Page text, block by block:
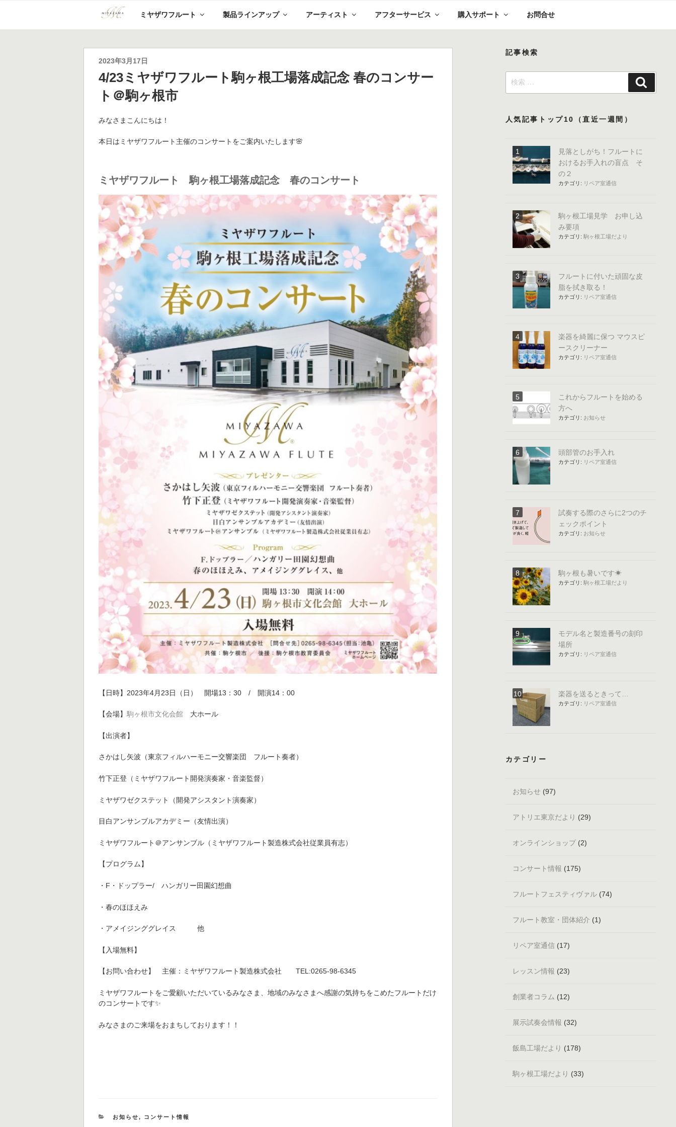
ミヤザワフルート 製品ラインアップ アーティスト アフターサービス 購入サポート お問合せ
投
稿
日:
2023年3月17日
4/23ミヤザワフルート駒ヶ根工場落成記念 春のコンサー
ト＠駒ヶ根市
みなさまこんにちは！
本日はミヤザワフルート主催のコンサートをご案内いたします🌸
ミヤザワフルート 駒ヶ根工場落成記念 春のコンサート
【日時】2023年4月23日（日） 開場13：30 / 開演14：00
【会場】駒ヶ根市文化会館 大ホール
【出演者】
さかはし矢波（東京フィルハーモニー交響楽団 フルート奏者）
竹下正登（ミヤザワフルート開発演奏家・音楽監督）
ミヤザワゼクステット（開発アシスタント演奏家）
目白アンサンブルアカデミー（友情出演）
ミヤザワフルート＠アンサンブル（ミヤザワフルート製造株式会社従業員有志）
【プログラム】
・F・ドップラー/ ハンガリー田園幻想曲
・春のほほえみ
・アメイジンググレイス 他
【入場無料】
【お問い合わせ】 主催：ミヤザワフルート製造株式会社 TEL:0265-98-6345
ミヤザワフルートをご愛顧いただいているみなさま、地域のみなさまへ感謝の気持ちをこめたフルートだけ
のコンサートです✨
みなさまのご来場をおまちしております！！
カ
お知らせ, コンサート情報
記事検索
検
索:
索
人気記事トップ10（直近一週間）
見落としがち！フルートに
おけるお手入れの盲点 そ
の２
カテゴリ: リペア室通信
駒ヶ根工場見学 お申し込
み要項
カテゴリ: 駒ヶ根工場だより
フルートに付いた頑固な皮
脂を拭き取る！
カテゴリ: リペア室通信
楽器を綺麗に保つ マウスピ
ースクリーナー
カテゴリ: リペア室通信
これからフルートを始める
方へ
カテゴリ: お知らせ
頭部管のお手入れ
カテゴリ: リペア室通信
試奏する際のさらに2つのチ
ェックポイント
カテゴリ: お知らせ
駒ヶ根も暑いです☀
カテゴリ: 駒ヶ根工場だより
モデル名と製造番号の刻印
場所
カテゴリ: リペア室通信
楽器を送るときって…
カテゴリ: リペア室通信
カテゴリー
お知らせ (97)
アトリエ東京だより (29)
オンラインショップ(2)
コンサート情報 (175)
フルートフェスティヴァル(74)
フルート教室・団体紹介 (1)
リペア室通信(17)
レッスン情報 (23)
創業者コラム (12)
展示試奏会情報 (32)
飯島工場だより (178)
駒ヶ根工場だより (33)